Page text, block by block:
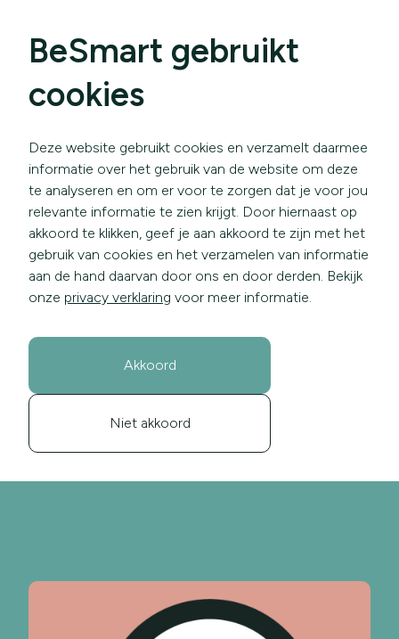
BeSmart gebruikt
cookies
Deze website gebruikt cookies en verzamelt daarmee
informatie over het gebruik van de website om deze
te analyseren en om er voor te zorgen dat je voor jou
relevante informatie te zien krijgt. Door hiernaast op
akkoord te klikken, geef je aan akkoord te zijn met het
gebruik van cookies en het verzamelen van informatie
aan de hand daarvan door ons en door derden. Bekijk
onze privacy verklaring voor meer informatie.
Akkoord
Niet akkoord